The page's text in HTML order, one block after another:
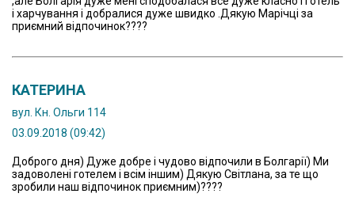
і харчування і добралися дуже швидко .Дякую Марічці за
приємний відпочинок????
КАТЕРИНА
вул. Кн. Ольги 114
03.09.2018 (09:42)
Доброго дня) Дуже добре і чудово відпочили в Болгарії) Ми
задоволені готелем і всім іншим) Дякую Світлана, за те що
зробили наш відпочинок приємним)????